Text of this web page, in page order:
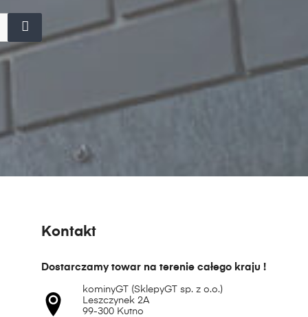
Kontakt
Dostarczamy towar na terenie całego kraju !
kominyGT (SklepyGT sp. z o.o.)
Leszczynek 2A
99-300 Kutno